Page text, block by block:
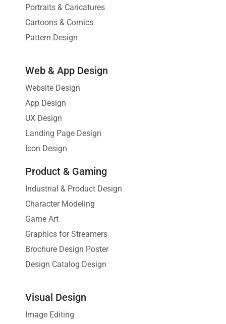
Portraits & Caricatures
Cartoons & Comics
Pattern Design
Web & App Design
Website Design
App Design
UX Design
Landing Page Design
Icon Design
Product & Gaming
Industrial & Product Design
Character Modeling
Game Art
Graphics for Streamers
Brochure Design Poster
Design Catalog Design
Visual Design
Image Editing